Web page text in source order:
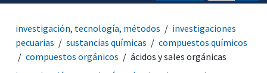
investigación, tecnología, métodos
investigaciones
pecuarias
sustancias químicas
compuestos químicos
compuestos orgánicos
ácidos y sales orgánicas